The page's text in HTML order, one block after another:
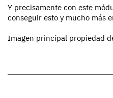
Y precisamente con este
conseguir esto y mucho más
Imagen principal propiedad